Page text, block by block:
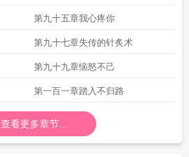
第九十五章我心疼你
第九十七章失传的针炙术
第九十九章恼怒不己
第一百一章踏入不归路
查看更多章节...